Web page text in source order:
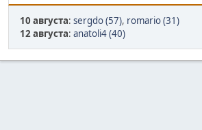
10 августа: sergdo (57), romario (31)
12 августа: anatoli4 (40)